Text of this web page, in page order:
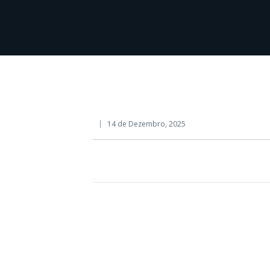
14 de Dezembro, 2025